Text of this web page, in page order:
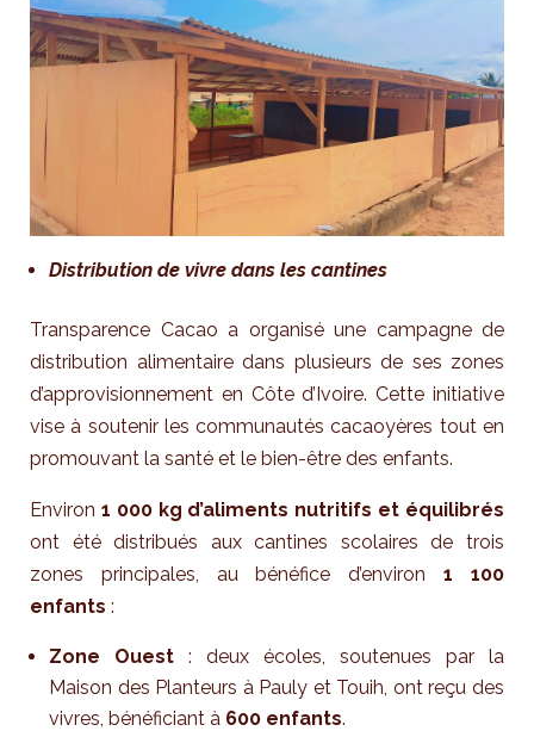
Distribution de vivre dans les cantines
Transparence Cacao a organisé une campagne de
distribution alimentaire dans plusieurs de ses zones
d’approvisionnement en Côte d’Ivoire. Cette initiative
vise à soutenir les communautés cacaoyères tout en
promouvant la santé et le bien-être des enfants.
Environ 1 000 kg d’aliments nutritifs et équilibrés
ont été distribués aux cantines scolaires de trois
zones principales, au bénéfice d’environ1 100
enfants :
Zone Ouest : deux écoles, soutenues par la
Maison des Planteurs à Pauly et Touih, ont reçu des
vivres, bénéficiant à 600 enfants.